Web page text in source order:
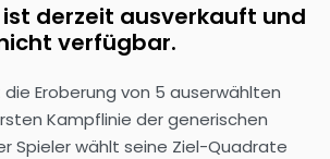
ist derzeit ausverkauft und
verfügbar.
die Eroberung von 5 auserwählten
Kampflinie der generischen
Spieler wählt seine Ziel-Quadrate